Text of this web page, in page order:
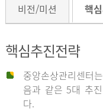
비전/미션 핵
핵심추진전략
중앙손상관리센터
음과 같은 5대 추
다.